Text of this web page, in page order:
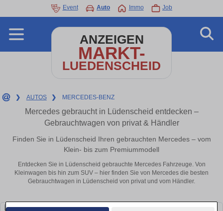
Event Auto Immo Job
ANZEIGEN
MARKT-
LUEDENSCHEID
❯ AUTOS ❯ MERCEDES-BENZ
Mercedes gebraucht in Lüdenscheid entdecken –
Gebrauchtwagen von privat & Händler
Finden Sie in Lüdenscheid Ihren gebrauchten Mercedes – vom
Klein- bis zum Premiummodell
Entdecken Sie in Lüdenscheid gebrauchte Mercedes Fahrzeuge. Von
Kleinwagen bis hin zum SUV – hier finden Sie von Mercedes die besten
Gebrauchtwagen in Lüdenscheid von privat und vom Händler.